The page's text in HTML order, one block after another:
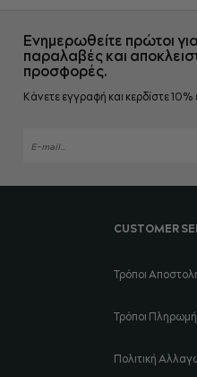
CUSTOMER
Τρόποι
Τρόποι
Πολιτική
Ενημερωθείτε πρώτοι
παραλαβές και
προσφορές.
Κάνετε εγγραφή και κερδίστε